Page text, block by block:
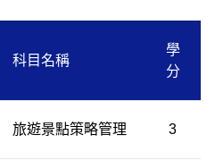
科目名稱
學
分
旅遊景點策略管理 3